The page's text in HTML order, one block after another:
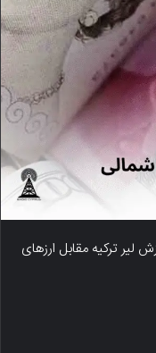
لیر ترکیه مقابل ارزهای